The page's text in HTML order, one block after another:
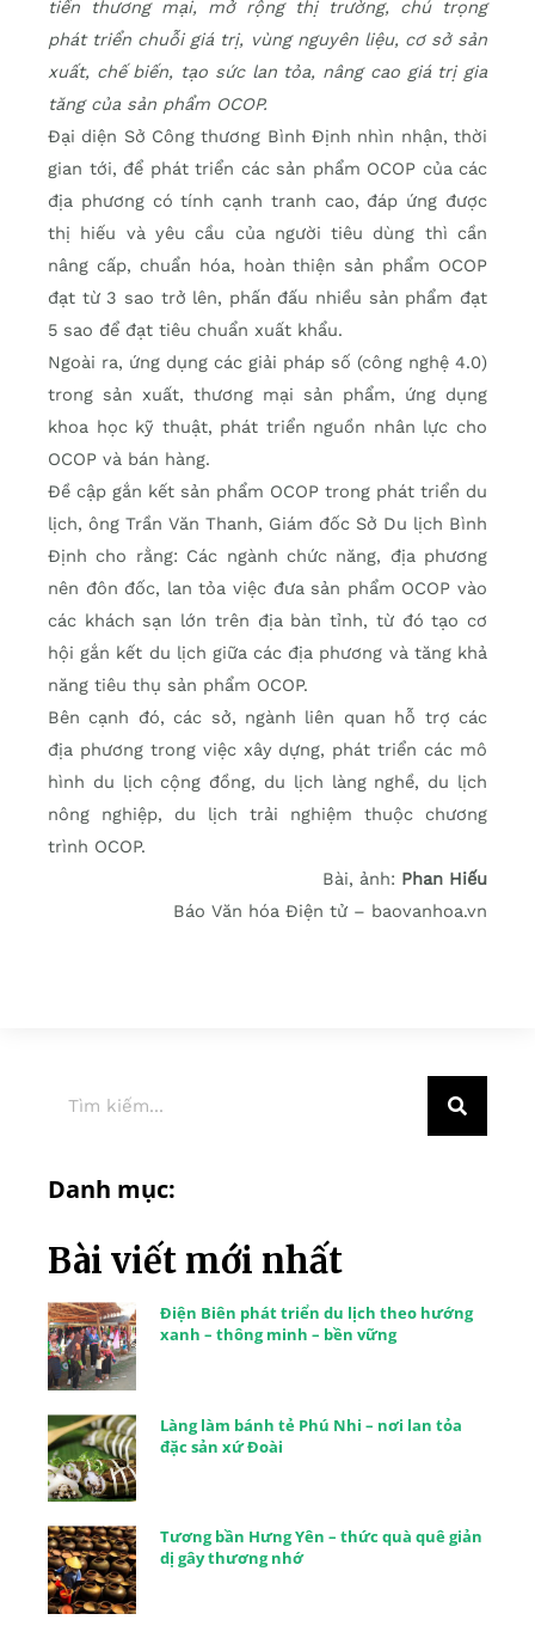
tiến thương mại, mở rộng thị trường, chú trọng
phát triển chuỗi giá trị, vùng nguyên liệu, cơ sở sản
xuất, chế biến, tạo sức lan tỏa, nâng cao giá trị gia
tăng của sản phẩm OCOP.
Đại diện Sở Công thương Bình Định nhìn nhận, thời
gian tới, để phát triển các sản phẩm OCOP của các
địa phương có tính cạnh tranh cao, đáp ứng được
thị hiếu và yêu cầu của người tiêu dùng thì cần
nâng cấp, chuẩn hóa, hoàn thiện sản phẩm OCOP
đạt từ 3 sao trở lên, phấn đấu nhiều sản phẩm đạt
5 sao để đạt tiêu chuẩn xuất khẩu.
Ngoài ra, ứng dụng các giải pháp số (công nghệ 4.0)
trong sản xuất, thương mại sản phẩm, ứng dụng
khoa học kỹ thuật, phát triển nguồn nhân lực cho
OCOP và bán hàng.
Đề cập gắn kết sản phẩm OCOP trong phát triển du
lịch, ông Trần Văn Thanh, Giám đốc Sở Du lịch Bình
Định cho rằng: Các ngành chức năng, địa phương
nên đôn đốc, lan tỏa việc đưa sản phẩm OCOP vào
các khách sạn lớn trên địa bàn tỉnh, từ đó tạo cơ
hội gắn kết du lịch giữa các địa phương và tăng khả
năng tiêu thụ sản phẩm OCOP.
Bên cạnh đó, các sở, ngành liên quan hỗ trợ các
địa phương trong việc xây dựng, phát triển các mô
hình du lịch cộng đồng, du lịch làng nghề, du lịch
nông nghiệp, du lịch trải nghiệm thuộc chương
trình OCOP.
Bài, ảnh: Phan Hiếu
Báo Văn hóa Điện tử – baovanhoa.vn
Danh mục:
Bài viết mới nhất
Điện Biên phát triển du lịch theo hướng
xanh – thông minh – bền vững
Làng làm bánh tẻ Phú Nhi – nơi lan tỏa
đặc sản xứ Đoài
Tương bần Hưng Yên – thức quà quê giản
dị gây thương nhớ